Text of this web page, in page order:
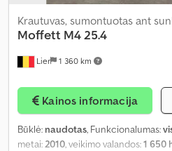
Lier 1 360 km
Krautuvas, sumontuotas ant
Moffett M4 25.4
Kainos informacija
Būklė: naudotas, Funkcionalumas:
metai:2010, veikimo valandos:1 650